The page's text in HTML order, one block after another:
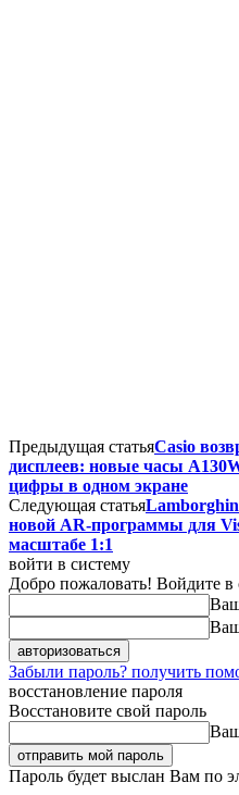
Предыдущая статьяCasio
дисплеев: новые часы
цифры в одном экране
Следующая статья
новой AR-программы для
масштабе 1:1
войти в систему
Добро пожаловать! Войдите
Забыли пароль? получить
восстановление пароля
Восстановите свой пароль
Пароль будет выслан Вам по